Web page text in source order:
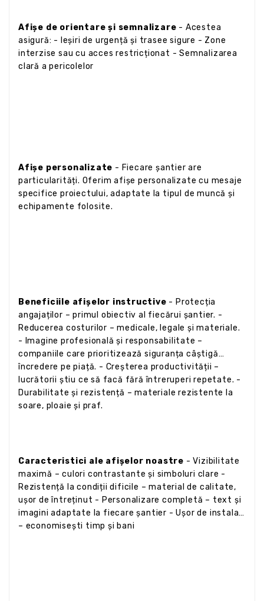
Afișe de orientare și semnalizare - Acestea
asigură: - Ieșiri de urgență și trasee sigure - Zone
interzise sau cu acces restricționat - Semnalizarea
clară a pericolelor
Afișe personalizate - Fiecare șantier are
particularități. Oferim afișe personalizate cu mesaje
specifice proiectului, adaptate la tipul de muncă și
echipamente folosite.
Beneficiile afișelor instructive - Protecția
angajaților – primul obiectiv al fiecărui șantier. -
Reducerea costurilor – medicale, legale și materiale.
- Imagine profesională și responsabilitate –
companiile care prioritizează siguranța câștigă
încredere pe piață. - Creșterea productivității –
lucrătorii știu ce să facă fără întreruperi repetate. -
Durabilitate și rezistență – materiale rezistente la
soare, ploaie și praf.
Caracteristici ale afișelor noastre - Vizibilitate
maximă – culori contrastante și simboluri clare -
Rezistență la condiții dificile – material de calitate,
ușor de întreținut - Personalizare completă – text și
imagini adaptate la fiecare șantier - Ușor de instalat
– economisești timp și bani